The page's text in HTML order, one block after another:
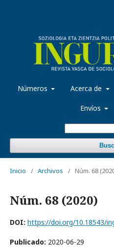
Números Acerca de
Envíos
Inicio / Archivos / Núm. 68
Núm. 68 (2020)
DOI: https://doi.org/10.18543/
Publicado: 2020-06-29